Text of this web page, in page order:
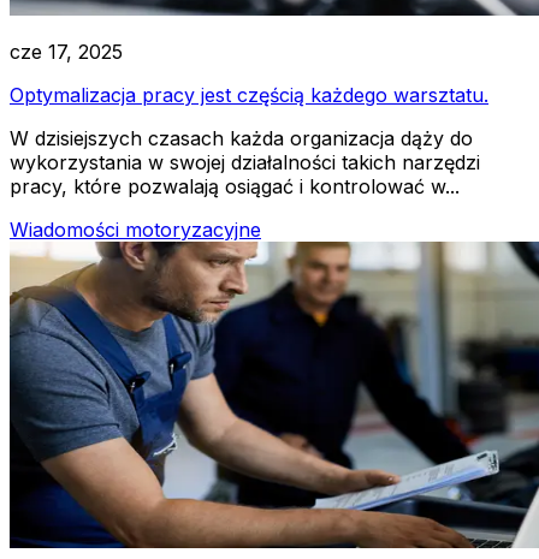
cze 17, 2025
Optymalizacja pracy jest częścią każdego warsztatu.
W dzisiejszych czasach każda organizacja dąży do
wykorzystania w swojej działalności takich narzędzi
pracy, które pozwalają osiągać i kontrolować w...
Wiadomości motoryzacyjne